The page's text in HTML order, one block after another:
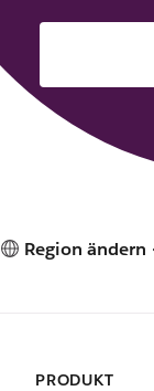
Region ändern
PRODUKT